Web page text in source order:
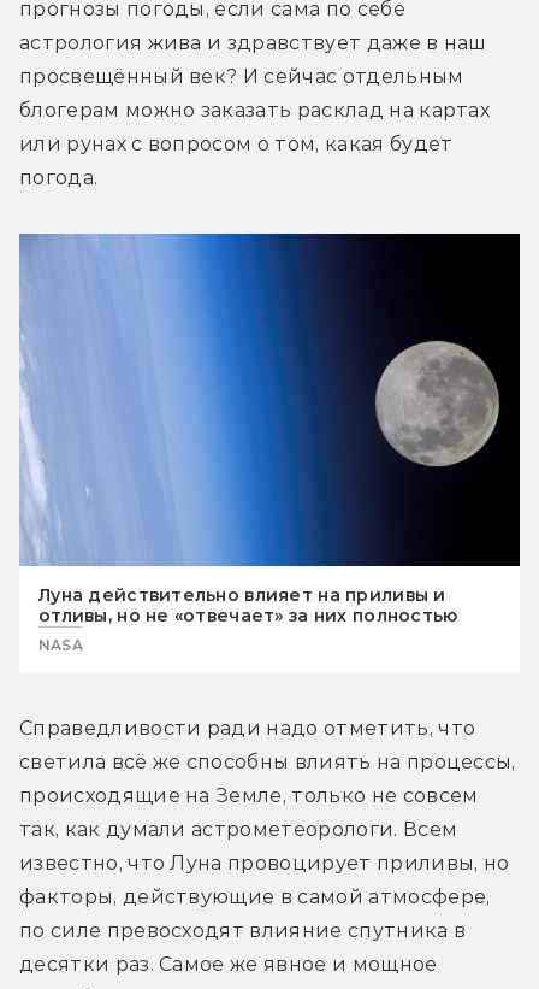
прогнозы погоды, если сама по себе
астрология жива и здравствует даже в наш
просвещённый век? И сейчас отдельным
блогерам можно заказать расклад на картах
или рунах с вопросом о том, какая будет
погода.
Луна действительно влияет на приливы и
отливы, но не «отвечает» за них полностью
NASA
Справедливости ради надо отметить, что
светила всё же способны влиять на процессы,
происходящие на Земле, только не совсем
так, как думали астрометеорологи. Всем
известно, что Луна провоцирует приливы, но
факторы, действующие в самой атмосфере,
по силе превосходят влияние спутника в
десятки раз. Самое же явное и мощное